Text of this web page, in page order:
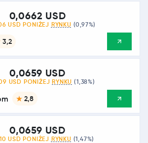
3,2
0,0662 USD
USD PONIŻEJ RYNKU (0,97%)
2,8
0,0659 USD
USD PONIŻEJ RYNKU (1,38%)
0,0659 USD
USD PONIŻEJ RYNKU (1,47%)